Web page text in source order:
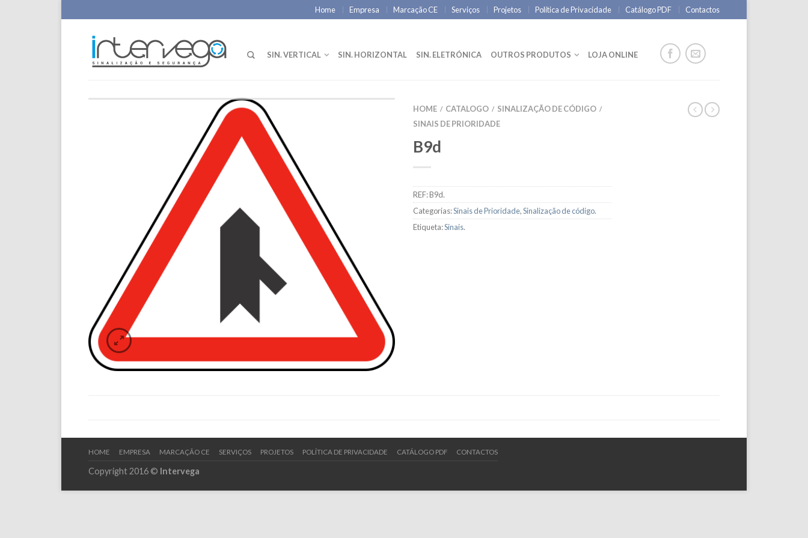
Home Empresa Marcação CE Serviços Projetos Política de Privacidade Catálogo PDF Contactos
SIN. VERTICAL SIN. HORIZONTAL SIN. ELETRÓNICA OUTROS PRODUTOS LOJA ONLINE
HOME / CATALOGO / SINALIZAÇÃO DE CÓDIGO /
SINAIS DE PRIORIDADE
B9d
REF:B9d.
Categorias:Sinais de Prioridade,Sinalização de código.
Etiqueta:Sinais.
HOME EMPRESA MARCAÇÃO CE SERVIÇOS PROJETOS POLÍTICA DE PRIVACIDADE CATÁLOGO PDF CONTACTOS
Copyright 2016 © Intervega